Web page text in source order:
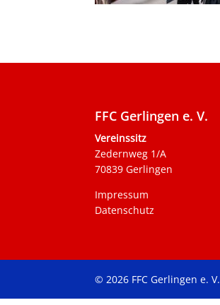
FFC Gerlingen e. V.
Vereinssitz
Zedernweg 1/A
70839 Gerlingen
Impressum
Datenschutz
© 2026 FFC Gerlingen e. V.